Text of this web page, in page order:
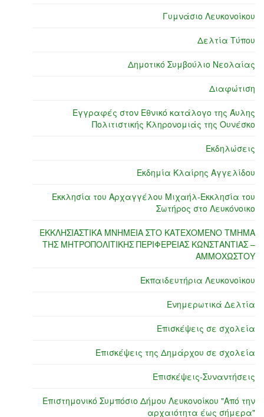
Γυμνάσιο Λευκονοίκου
Δελτία Τύπου
Δημοτικό Συμβούλιο Νεολαίας
Διαφώτιση
Εγγραφές στον Εθνικό κατάλογο της Άυλης
Πολιτιστικής Κληρονομιάς της Ουνέσκο
Εκδηλώσεις
Εκδημία Κλαίρης Αγγελίδου
Εκκλησία του Αρχαγγέλου Μιχαήλ-Εκκλησία του
Σωτήρος στο Λευκόνοικο
ΕΚΚΛΗΣΙΑΣΤΙΚΑ ΜΝΗΜΕΙΑ ΣΤΟ ΚΑΤΕΧΟΜΕΝΟ ΤΜΗΜΑ
ΤΗΣ ΜΗΤΡΟΠΟΛΙΤΙΚΗΣ ΠΕΡΙΦΕΡΕΙΑΣ ΚΩΝΣΤΑΝΤΙΑΣ –
ΑΜΜΟΧΩΣΤΟΥ
Εκπαιδευτήρια Λευκονοίκου
Ενημερωτικά Δελτία
Επισκέψεις σε σχολεία
Επισκέψεις της Δημάρχου σε σχολεία
Επισκέψεις-Συναντήσεις
Επιστημονικό Συμπόσιο Δήμου Λευκονοίκου "Από την
αρχαιότητα έως σήμερα"